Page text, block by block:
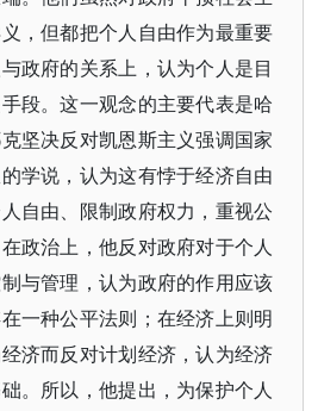
，但都把个人自由作为最重要
政府的关系上，认为个人是目
段。这一观念的主要代表是哈
坚决反对凯恩斯主义强调国家
学说，认为这有悖于经济自由
自由、限制政府权力，重视公
政治上，他反对政府对于个人
与管理，认为政府的作用应该
一种公平法则；在经济上则明
济而反对计划经济，认为经济
。所以，他提出，为保护个人